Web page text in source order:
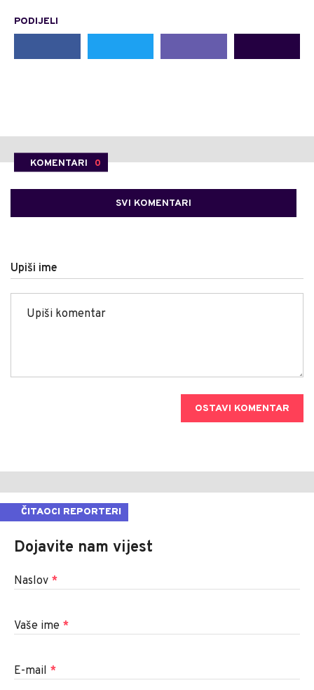
PODIJELI
KOMENTARI 0
SVI KOMENTARI
Upiši ime
OSTAVI KOMENTAR
ČITAOCI REPORTERI
Dojavite nam vijest
Naslov *
Vaše ime *
E-mail *